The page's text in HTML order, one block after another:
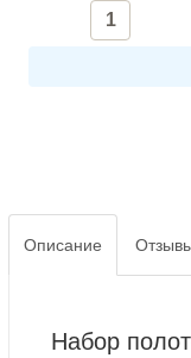
Описание
Набор